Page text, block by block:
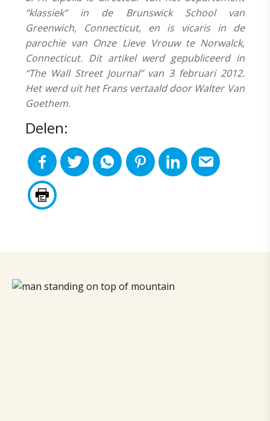
“klassiek” in de Brunswick School van
Greenwich, Connecticut, en is vicaris in de
parochie van Onze Lieve Vrouw te Norwalck,
Connecticut. Dit artikel werd gepubliceerd in
“The Wall Street Journal” van 3 februari 2012.
Het werd uit het Frans vertaald door Walter Van
Goethem.
Delen: